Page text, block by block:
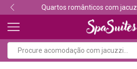
Quartos românticos com